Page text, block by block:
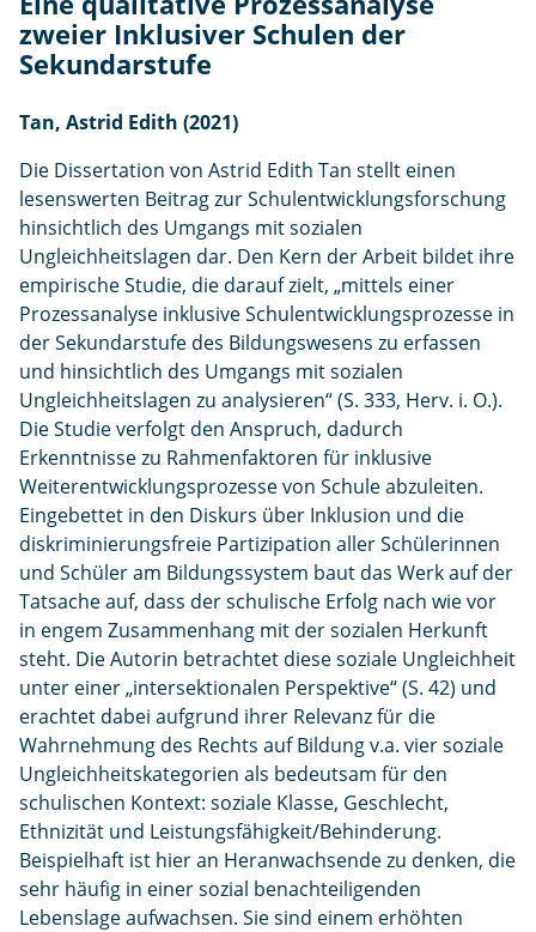
zweier Inklusiver Schulen der
Sekundarstufe
Tan, Astrid Edith (2021)
Die Dissertation von Astrid Edith Tan stellt einen
lesenswerten Beitrag zur Schulentwicklungsforschung
hinsichtlich des Umgangs mit sozialen
Ungleichheitslagen dar. Den Kern der Arbeit bildet ihre
empirische Studie, die darauf zielt, „mittels einer
Prozessanalyse inklusive Schulentwicklungsprozesse in
der Sekundarstufe des Bildungswesens zu erfassen
und hinsichtlich des Umgangs mit sozialen
Ungleichheitslagen zu analysieren“ (S. 333, Herv. i. O.).
Die Studie verfolgt den Anspruch, dadurch
Erkenntnisse zu Rahmenfaktoren für inklusive
Weiterentwicklungsprozesse von Schule abzuleiten.
Eingebettet in den Diskurs über Inklusion und die
diskriminierungsfreie Partizipation aller Schülerinnen
und Schüler am Bildungssystem baut das Werk auf der
Tatsache auf, dass der schulische Erfolg nach wie vor
in engem Zusammenhang mit der sozialen Herkunft
steht. Die Autorin betrachtet diese soziale Ungleichheit
unter einer „intersektionalen Perspektive“ (S. 42) und
erachtet dabei aufgrund ihrer Relevanz für die
Wahrnehmung des Rechts auf Bildung v.a. vier soziale
Ungleichheitskategorien als bedeutsam für den
schulischen Kontext: soziale Klasse, Geschlecht,
Ethnizität und Leistungsfähigkeit/Behinderung.
Beispielhaft ist hier an Heranwachsende zu denken, die
sehr häufig in einer sozial benachteiligenden
Lebenslage aufwachsen. Sie sind einem erhöhten